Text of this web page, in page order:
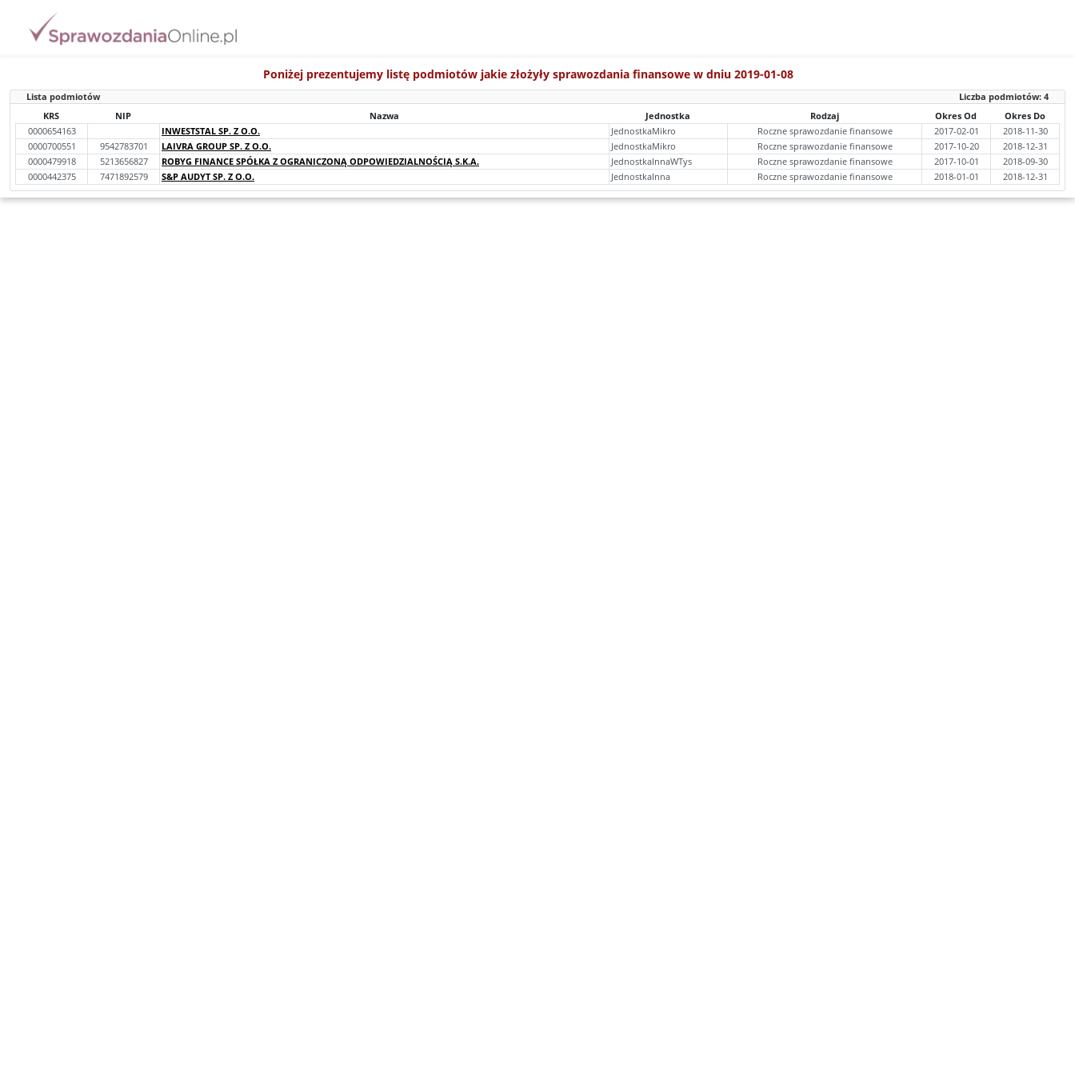
Poniżej prezentujemy listę podmiotów jakie złożyły sprawozdania finansowe w dniu 2019-01-08
Lista podmiotów Liczba podmiotów: 4
KRS
NIP Nazwa Jednostka Rodzaj Okres Od
Okres Do
0000654163
INWESTSTAL SP. Z O.O. JednostkaMikro Roczne sprawozdanie finansowe 2017-02-01
2018-11-30
0000700551
9542783701 LAIVRA GROUP SP. Z O.O. JednostkaMikro Roczne sprawozdanie finansowe 2017-10-20
2018-12-31
0000479918
5213656827 ROBYG FINANCE SPÓŁKA Z OGRANICZONĄ ODPOWIEDZIALNOŚCIĄ S.K.A. JednostkaInnaWTys Roczne sprawozdanie finansowe 2017-10-01
2018-09-30
0000442375
7471892579 S&P AUDYT SP. Z O.O. JednostkaInna Roczne sprawozdanie finansowe 2018-01-01 2018-12-31